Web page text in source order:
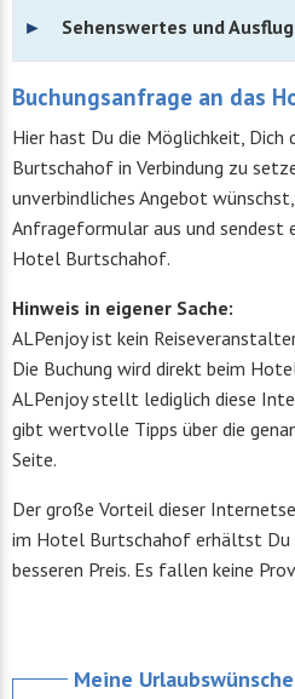
Sehenswertes und
Buchungsanfrage an das
Hier hast Du die Möglichkeit,
Burtschahof in Verbindung zu
unverbindliches Angebot
Anfrageformular aus und sendest
Hotel Burtschahof.
Hinweis in eigener Sache:
ALPenjoy ist kein
Die Buchung wird direkt beim
ALPenjoy stellt lediglich diese
gibt wertvolle Tipps über die
Seite.
Der große Vorteil dieser
im Hotel Burtschahof erhältst Du
besseren Preis. Es fallen keine
Meine Urlaubswünsche